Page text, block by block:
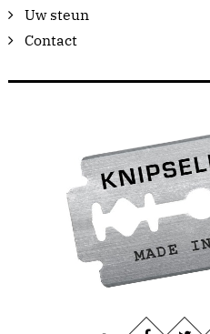
Uw steun
Contact